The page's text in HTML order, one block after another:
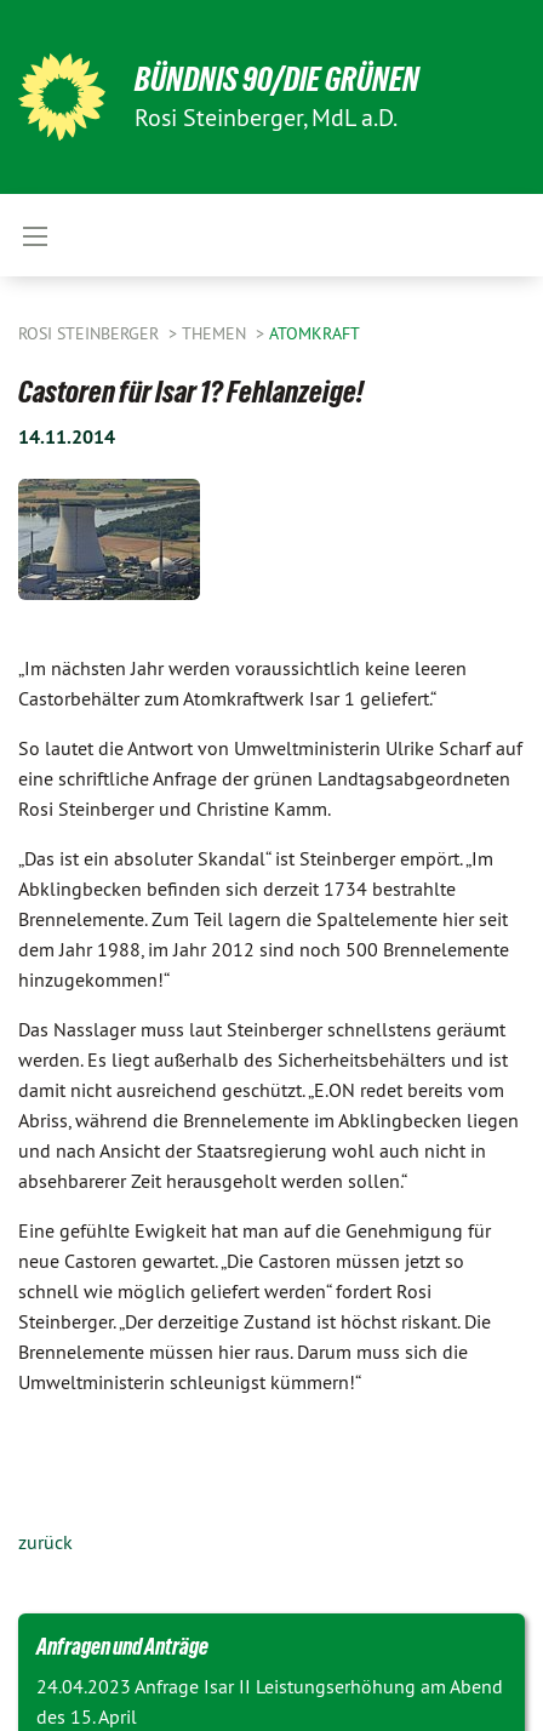
BÜNDNIS 90/DIE GRÜNEN
Rosi Steinberger, MdL a.D.
ROSI STEINBERGER THEMEN ATOMKRAFT
Castoren für Isar 1? Fehlanzeige!
14.11.2014
„Im nächsten Jahr werden voraussichtlich keine leeren
Castorbehälter zum Atomkraftwerk Isar 1 geliefert.“
So lautet die Antwort von Umweltministerin Ulrike Scharf auf
eine schriftliche Anfrage der grünen Landtagsabgeordneten
Rosi Steinberger und Christine Kamm.
„Das ist ein absoluter Skandal“ ist Steinberger empört. „Im
Abklingbecken befinden sich derzeit 1734 bestrahlte
Brennelemente. Zum Teil lagern die Spaltelemente hier seit
dem Jahr 1988, im Jahr 2012 sind noch 500 Brennelemente
hinzugekommen!“
Das Nasslager muss laut Steinberger schnellstens geräumt
werden. Es liegt außerhalb des Sicherheitsbehälters und ist
damit nicht ausreichend geschützt. „E.ON redet bereits vom
Abriss, während die Brennelemente im Abklingbecken liegen
und nach Ansicht der Staatsregierung wohl auch nicht in
absehbarerer Zeit herausgeholt werden sollen.“
Eine gefühlte Ewigkeit hat man auf die Genehmigung für
neue Castoren gewartet. „Die Castoren müssen jetzt so
schnell wie möglich geliefert werden“ fordert Rosi
Steinberger. „Der derzeitige Zustand ist höchst riskant. Die
Brennelemente müssen hier raus. Darum muss sich die
Umweltministerin schleunigst kümmern!“
zurück
Anfragen und Anträge
24.04.2023 Anfrage Isar II Leistungserhöhung am Abend
des 15. April